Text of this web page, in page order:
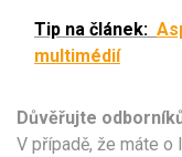
Tip na článek:
multimédií
Důvěřujte
V případě, že máte